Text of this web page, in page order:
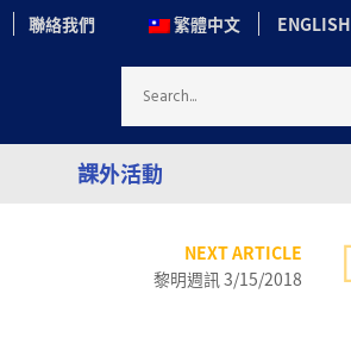
繁體中文 ENGLISH
聯絡我們
課外活動
NEXT ARTICLE
黎明週訊 3/15/2018